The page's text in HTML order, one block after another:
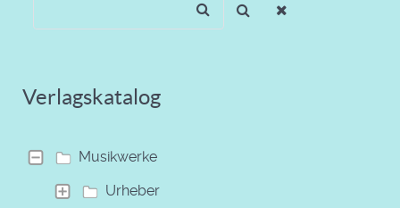
Verlagskatalog
Musikwerke
Urheber